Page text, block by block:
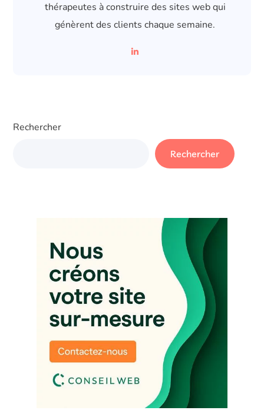
thérapeutes à construire des sites web qui
génèrent des clients chaque semaine.
Rechercher
Rechercher